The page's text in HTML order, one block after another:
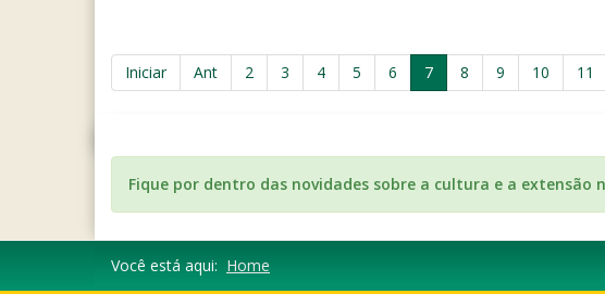
Iniciar Ant 2 3 4 5 6 7 8 9 10 11
Fique por dentro das novidades sobre a cultura e a extensão
Você está aqui: Home